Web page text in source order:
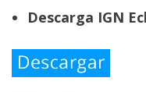
Descarga IGN